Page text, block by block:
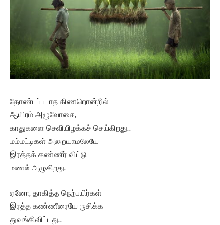
தோண்டப்படாத கிணறொன்றில்
ஆயிரம் அழுவோசை,
காதுகளை செவியிழக்கச் செய்கிறது..
மம்மட்டிகள் அறையாமலேயே
இரத்தக் கண்ணீர் விட்டு
மணல் அழுகிறது.
ஏனோ, தாகித்த நெற்பயிர்கள்
இரத்த கண்ணீரையே ருசிக்க
துவங்கிவிட்டது..